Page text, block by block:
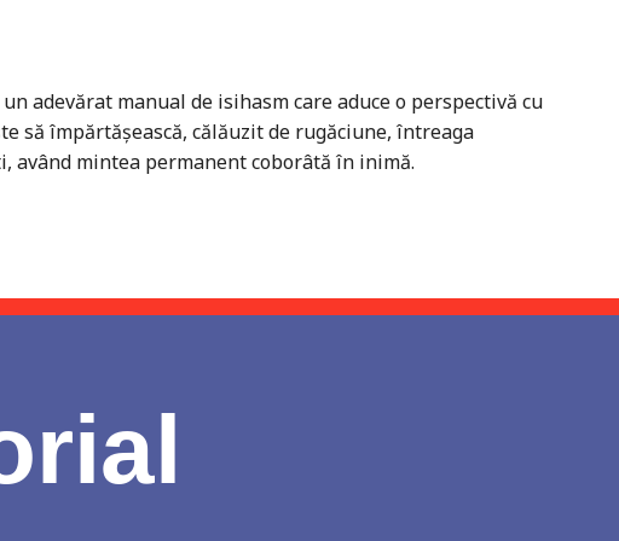
adevărat manual de isihasm care aduce o perspectivă cu
să împărtășească, călăuzit de rugăciune, întreaga
mintea permanent coborâtă în inimă.